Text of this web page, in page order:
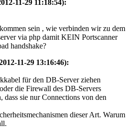
11-29 11:18:54):
sein , wie verbinden wir zu dem
via php damit KEIN Portscanner
handshake?
11-29 13:16:46):
für den DB-Server ziehen
die Firewall des DB-Servers
dass sie nur Connections von den
dieser Art. Warum